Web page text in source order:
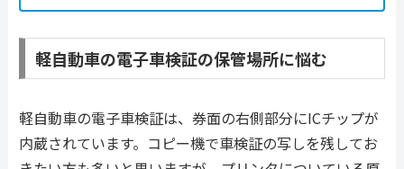
軽自動車の電子車検証の保管場所に悩む
軽自動車の電子車検証は、券面の右側部分にICチップが
内蔵されています。コピー機で車検証の写しを残してお